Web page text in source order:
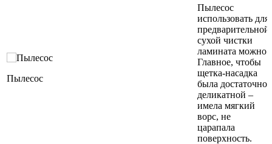
Пылесос
Пылесос
использовать для
предварительной
сухой чистки
ламината можно.
Главное, чтобы
щетка-насадка
была достаточно
деликатной –
имела мягкий
ворс, не
царапала
поверхность.